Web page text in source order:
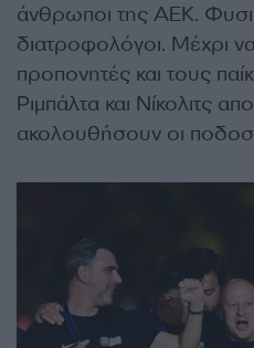
άνθρωποι της ΑΕΚ.
διατροφολόγοι. Μέχρι
προπονητές και τους
Ριμπάλτα και Νίκολιτς
ακολουθήσουν οι